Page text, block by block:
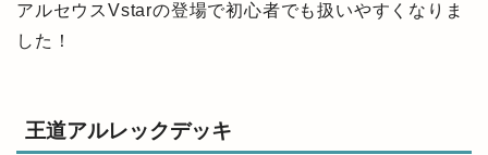
アルセウスVstarの登場で初心者でも扱いやすくなりま
した！
王道アルレックデッキ